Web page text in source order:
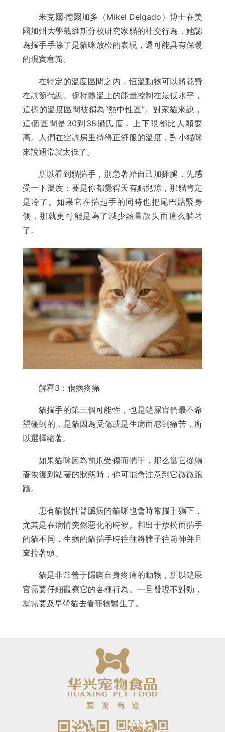
米克爾·德爾加多（Mikel Delgado）博士在美
國加州大學戴維斯分校研究家貓的社交行為，她認
為揣手手除了是貓咪放松的表現，還可能具有保暖
的現實意義。
在特定的溫度區間之內，恒溫動物可以將花費
在調節代謝、保持體溫上的能量控制在最低水平，
這樣的溫度區間被稱為“熱中性區”。對家貓來說，
這個區間是30到38攝氏度，上下限都比人類要
高。人們在空調房里待得正舒服的溫度，對小貓咪
來說通常就太低了。
所以看到貓揣手，別急著給自己加雞腿，先感
受一下溫度：要是你都覺得天有點兒涼，那貓肯定
是冷了。如果它在揣起手的同時也把尾巴貼緊身
側，那就更可能是為了減少熱量散失而這么躺著
了。
解釋3：傷病疼痛
貓揣手的第三個可能性，也是鏟屎官們最不希
望碰到的，是貓因為受傷或是生病而感到痛苦，所
以選擇縮著。
如果貓咪因為前爪受傷而揣手，那么當它從躺
著恢復到站著的狀態時，你可能會注意到它微微踉
蹌。
患有貓慢性腎臟病的貓咪也會時常揣手躺下，
尤其是在病情突然惡化的時候。和出于放松而揣手
的貓不同，生病的貓揣手時往往將脖子往前伸并且
耷拉著頭。
貓是非常善于隱瞞自身疼痛的動物，所以鏟屎
官需要仔細觀察它的各種行為。一旦發現不對勁，
就需要及早帶貓去看寵物醫生了。